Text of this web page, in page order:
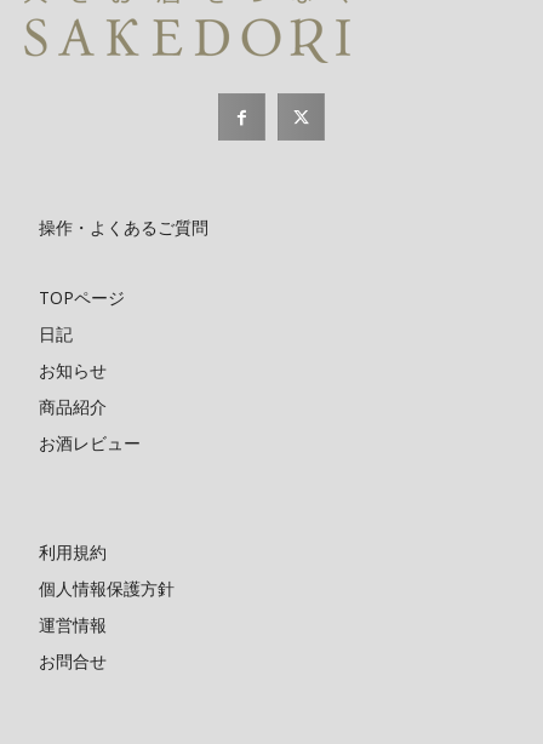
操作・よくあるご質問
TOPページ
日記
お知らせ
商品紹介
お酒レビュー
利用規約
個人情報保護方針
運営情報
お問合せ